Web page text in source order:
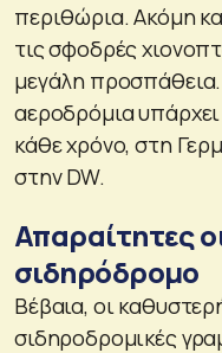
περιθώρια. Ακόμη
τις σφοδρές
μεγάλη
αεροδρόμια
κάθε χρόνο, στη
στην DW.
Απαραίτητες
σιδηρόδρομο
Βέβαια, οι
σιδηροδρομικές